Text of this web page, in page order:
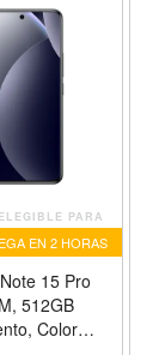
ELEGIBLE PARA
EN 2 HORAS
15 Pro
512GB
Color